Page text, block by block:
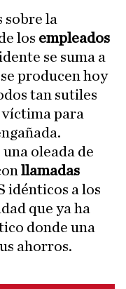
sobre la
los empleados
se suma a
producen hoy
tan sutiles
víctima para
oleada de
llamadas
idénticos a los
que ya ha
donde una
ahorros.